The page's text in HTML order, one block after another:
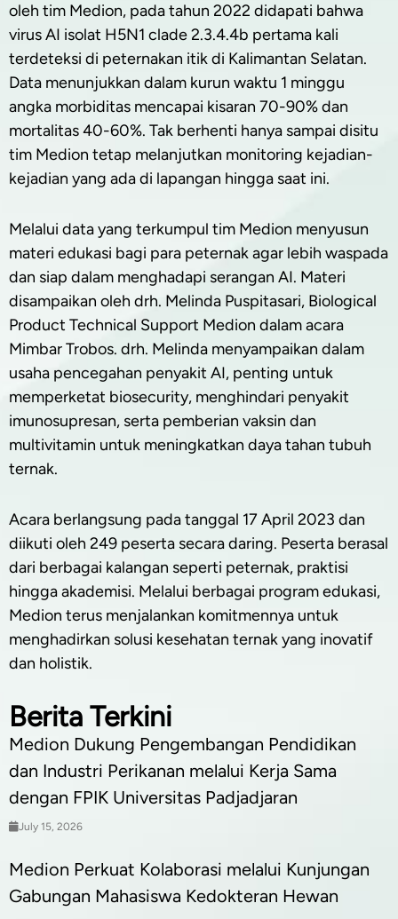
Berita Terkini
Medion Dukung Pengembangan Pendidikan
dan Industri Perikanan melalui Kerja Sama
dengan FPIK Universitas Padjadjaran
July 15, 2026
Medion Perkuat Kolaborasi melalui Kunjungan
Gabungan Mahasiswa Kedokteran Hewan
oleh tim Medion, pada tahun 2022 didapati bahwa
virus AI isolat H5N1 clade 2.3.4.4b pertama kali
terdeteksi di peternakan itik di Kalimantan Selatan.
Data menunjukkan dalam kurun waktu 1 minggu
angka morbiditas mencapai kisaran 70-90% dan
mortalitas 40-60%. Tak berhenti hanya sampai disitu
tim Medion tetap melanjutkan monitoring kejadian-
kejadian yang ada di lapangan hingga saat ini.
Melalui data yang terkumpul tim Medion menyusun
materi edukasi bagi para peternak agar lebih waspada
dan siap dalam menghadapi serangan AI. Materi
disampaikan oleh drh. Melinda Puspitasari, Biological
Product Technical Support Medion dalam acara
Mimbar Trobos. drh. Melinda menyampaikan dalam
usaha pencegahan penyakit AI, penting untuk
memperketat biosecurity, menghindari penyakit
imunosupresan, serta pemberian vaksin dan
multivitamin untuk meningkatkan daya tahan tubuh
ternak.
Acara berlangsung pada tanggal 17 April 2023 dan
diikuti oleh 249 peserta secara daring. Peserta berasal
dari berbagai kalangan seperti peternak, praktisi
hingga akademisi. Melalui berbagai program edukasi,
Medion terus menjalankan komitmennya untuk
menghadirkan solusi kesehatan ternak yang inovatif
dan holistik.